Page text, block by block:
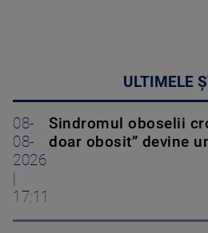
ULTIMELE
08-
08-
2026
|
17:11
Sindromul oboselii
doar obosit” devine